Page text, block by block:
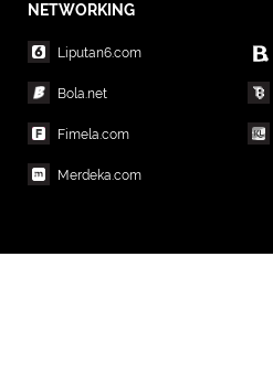
NETWORKING
Liputan6.com
Bola.net
Fimela.com
Merdeka.com